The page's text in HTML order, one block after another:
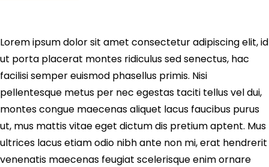
Lorem ipsum dolor sit amet consectetur adipiscing elit, id
ut porta placerat montes ridiculus sed senectus, hac
facilisi semper euismod phasellus primis. Nisi
pellentesque metus per nec egestas taciti tellus vel dui,
montes congue maecenas aliquet lacus faucibus purus
ut, mus mattis vitae eget dictum dis pretium aptent. Mus
ultrices lacus etiam odio nibh ante non mi, erat hendrerit
venenatis maecenas feugiat scelerisque enim ornare